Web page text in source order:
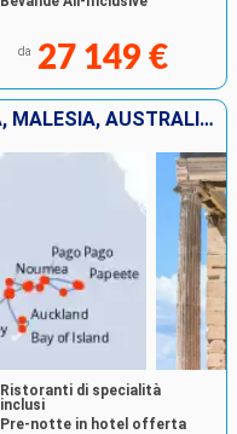
da 27 149 €
SRI LANKA, INDONESIA, TONGA, MALESIA, AUSTRALIA, FRANCIA, ISRAEL, THAILANDIA, NUOVA CALEDONIA, EGITTO, INDIA, GIORDANIA, NUOVA ZELANDA, EMIRATI ARABI UNITI, FIJI (ISOLE), MALDIVE, SAMOA, STATI UNITI,
Ristoranti di specialità
inclusi
Pre-notte in hotel offerta